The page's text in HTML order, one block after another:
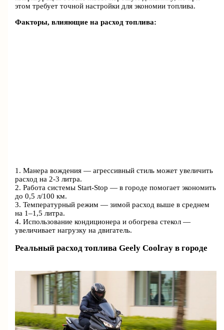
этом требует точной настройки для экономии топлива.
Факторы, влияющие на расход топлива:
1. Манера вождения — агрессивный стиль может увеличить
расход на 2-3 литра.
2. Работа системы Start-Stop — в городе помогает экономить
до 0,5 л/100 км.
3. Температурный режим — зимой расход выше в среднем
на 1–1,5 литра.
4. Использование кондиционера и обогрева стекол —
увеличивает нагрузку на двигатель.
Реальный расход топлива Geely Coolray в городе